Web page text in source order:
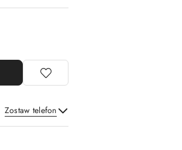
Zostaw telefon
Wyślij